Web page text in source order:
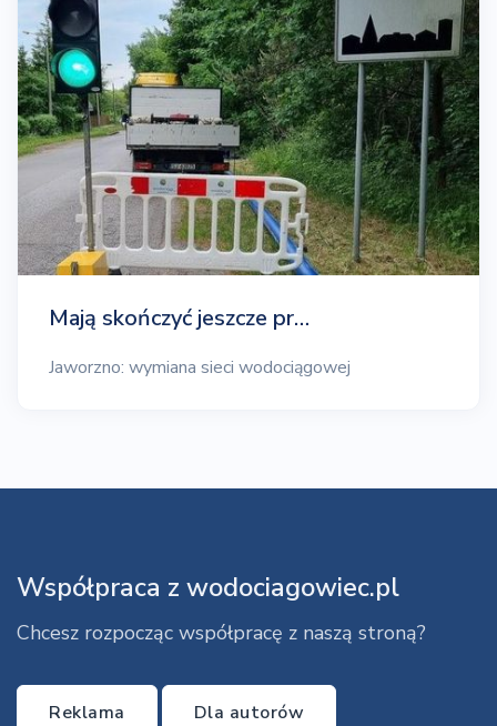
Mają skończyć jeszcze pr…
Jaworzno: wymiana sieci wodociągowej
Współpraca z wodociagowiec.pl
Chcesz rozpocząc współpracę z naszą stroną?
Reklama Dla autorów